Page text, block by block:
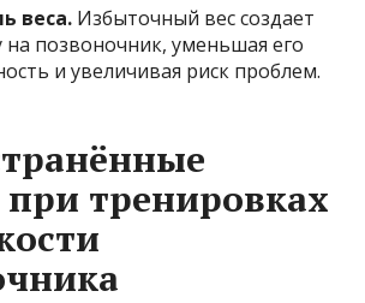
веса. Избыточный вес создает
на позвоночник, уменьшая его
и увеличивая риск проблем.
тренировках